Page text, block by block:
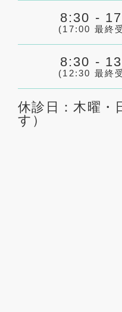
8:30 -
(17:00 最終
8:30 -
(12:30 最終
休診日：木曜・
す）